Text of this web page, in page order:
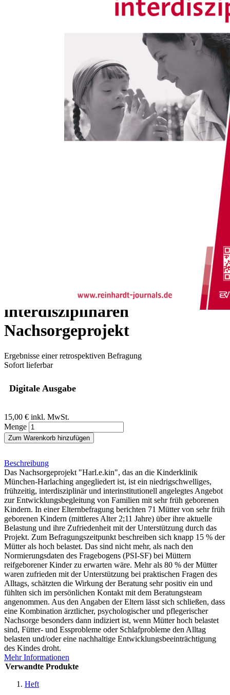
Armin Gehrmann, Ursula Köhler-Sarimski, Reinhard
Belastungserleben von Müttern
Kinder und Zufriedenheit mit
der Unterstützung in einem
interdisziplinären
Nachsorgeprojekt
Ergebnisse einer retrospektiven Befragung
Sofort lieferbar
Digitale Ausgabe
15,00 € inkl. MwSt.
Menge
Zum Warenkorb hinzufügen
Beschreibung
Das Nachsorgeprojekt "Harl.e.kin", das an die Kinderklinik
München-Harlaching angegliedert ist, ist ein niedrigschwelliges,
frühzeitig, interdisziplinär und interinstitutionell angelegtes Angebot
zur Entwicklungsbegleitung von Familien mit sehr früh geborenen
Kindern. In einer Elternbefragung berichten 71 Mütter von sehr früh
geborenen Kindern (mittleres Alter 2;11 Jahre) über ihre aktuelle
Belastung und ihre Zufriedenheit mit der Unterstützung durch das
Projekt. Zum Befragungszeitpunkt beschreiben sich knapp 15 % der
Mütter als hoch belastet. Das sind nicht mehr, als nach den
Normierungsdaten des Fragebogens (PSI-SF) bei Müttern
reifgeborener Kinder zu erwarten wäre. Mehr als 80 % der Mütter
waren zufrieden mit der Unterstützung bei praktischen Fragen des
Alltags, schätzten die Wirkung der Beratung sehr positiv ein und
fühlten sich im persönlichen Kontakt mit dem Beratungsteam
angenommen. Aus den Angaben der Eltern lässt sich schließen, dass
eine Kombination ärztlicher, psychologischer und pflegerischer
Nachsorge besonders dann indiziert ist, wenn Mütter hoch belastet
sind, Fütter- und Essprobleme oder Schlafprobleme den Alltag
belasten und/oder eine nachhaltige Entwicklungsbeeinträchtigung
des Kindes droht.
Mehr Informationen
Verwandte Produkte
Heft